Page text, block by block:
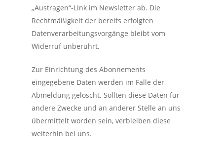
„Austragen“-Link im Newsletter ab. Die
Rechtmäßigkeit der bereits erfolgten
Datenverarbeitungsvorgänge bleibt vom
Widerruf unberührt.
Zur Einrichtung des Abonnements
eingegebene Daten werden im Falle der
Abmeldung gelöscht. Sollten diese Daten für
andere Zwecke und an anderer Stelle an uns
übermittelt worden sein, verbleiben diese
weiterhin bei uns.